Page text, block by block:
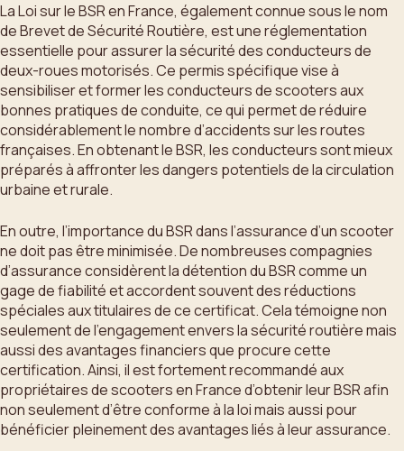
La Loi sur le BSR en France, également connue sous le nom
de Brevet de Sécurité Routière, est une réglementation
essentielle pour assurer la sécurité des conducteurs de
deux-roues motorisés. Ce permis spécifique vise à
sensibiliser et former les conducteurs de scooters aux
bonnes pratiques de conduite, ce qui permet de réduire
considérablement le nombre d’accidents sur les routes
françaises. En obtenant le BSR, les conducteurs sont mieux
préparés à affronter les dangers potentiels de la circulation
urbaine et rurale.
En outre, l’importance du BSR dans l’assurance d’un scooter
ne doit pas être minimisée. De nombreuses compagnies
d’assurance considèrent la détention du BSR comme un
gage de fiabilité et accordent souvent des réductions
spéciales aux titulaires de ce certificat. Cela témoigne non
seulement de l’engagement envers la sécurité routière mais
aussi des avantages financiers que procure cette
certification. Ainsi, il est fortement recommandé aux
propriétaires de scooters en France d’obtenir leur BSR afin
non seulement d’être conforme à la loi mais aussi pour
bénéficier pleinement des avantages liés à leur assurance.